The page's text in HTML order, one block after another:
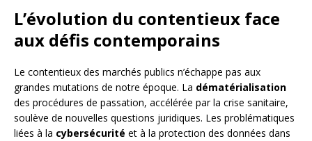
L’évolution du contentieux face
aux défis contemporains
Le contentieux des marchés publics n’échappe pas aux
grandes mutations de notre époque. La dématérialisation
des procédures de passation, accélérée par la crise sanitaire,
soulève de nouvelles questions juridiques. Les problématiques
liées à la cybersécurité et à la protection des données dans